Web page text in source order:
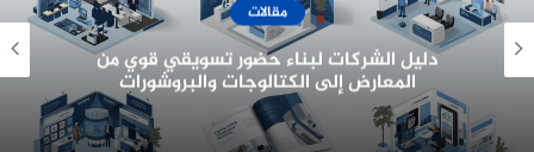
تقارير السيدة راء
كما نشرت الدار لها عدة دراسات نقدية منها:
أسعار وخدمات
معرفة أسعار تصميم هوية تجارية وبناء بيئة عمل
احترافية للشركات